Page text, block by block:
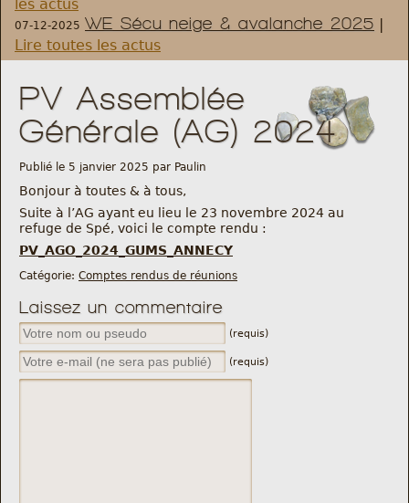
Règlement et statuts
Modalités d’inscriptions
Cartes découvertes
Comité Directeur
Frais kilométriques
Formation
Infos contact
Nous contacter
les actus
07-12-2025 WE Sécu neige & avalanche 2025 |
Lire toutes les actus
PV Assemblée
Générale (AG) 2024
Publié le 5 janvier 2025 par Paulin
Bonjour à toutes & à tous,
Suite à l’AG ayant eu lieu le 23 novembre 2024 au
refuge de Spé, voici le compte rendu :
PV_AGO_2024_GUMS_ANNECY
Catégorie: Comptes rendus de réunions
Laissez un commentaire
(requis)
(requis)